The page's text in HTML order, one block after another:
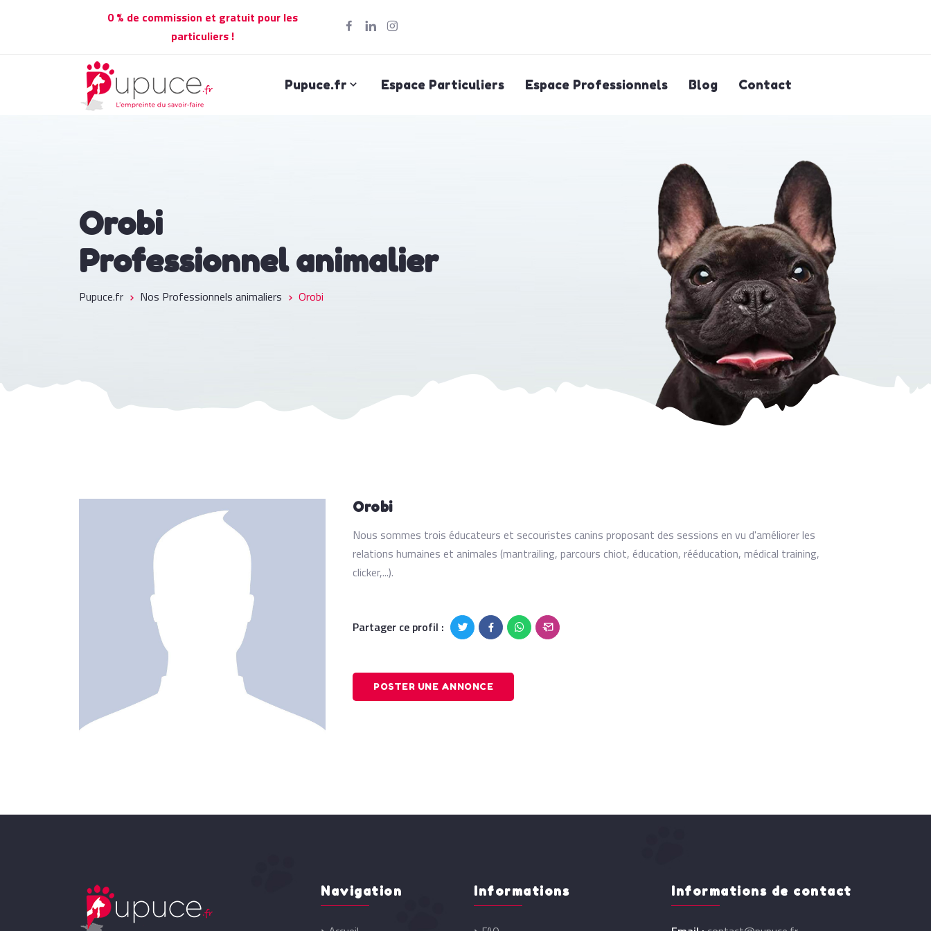
0 % de commission et gratuit pour les
particuliers !
Pupuce.fr Espace Particuliers Espace Professionnels Blog Contact
Orobi
Professionnel animalier
Pupuce.fr Nos Professionnels animaliers Orobi
Orobi
Nous sommes trois éducateurs et secouristes canins proposant des sessions en vu d'améliorer les
relations humaines et animales (mantrailing, parcours chiot, éducation, rééducation, médical training,
clicker,...).
Partager ce profil :
POSTER UNE ANNONCE
Navigation Informations Informations de contact